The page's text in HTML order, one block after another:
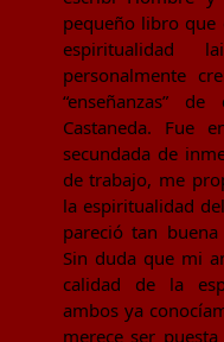
pequeño libro que
espiritualidad
personalmente
“enseñanzas”
Castaneda. Fue
secundada de
de trabajo, me
la espiritualidad
pareció tan
Sin duda que mi
calidad de la
ambos ya
merece ser